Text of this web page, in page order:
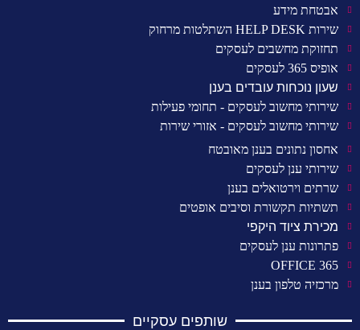
אבטחת מידע
שירות HELP DESK השתלטות מרחוק
תחזוקת מחשבים לעסקים
אופיס 365 לעסקים
שעון נוכחות עובדים בענן
שירותי מחשוב לעסקים - תחומי פעילות
שירותי מחשוב לעסקים - אזורי שירות
אחסון נתונים בענן מאובטח
שירותי ענן לעסקים
שרתים וירטואלים בענן
תשתיות תקשורת וסיבים אופטים
מכירת ציוד היקפי
פתרונות ענן לעסקים
OFFICE 365
מרכזיה טלפון בענן
שותפים עסקיים